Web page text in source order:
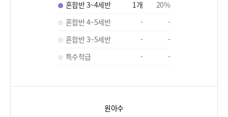
혼합반 3~4세반
1개 20%
혼합반 4~5세반
-
-
혼합반 3~5세반
-
-
특수학급
- -
원아수